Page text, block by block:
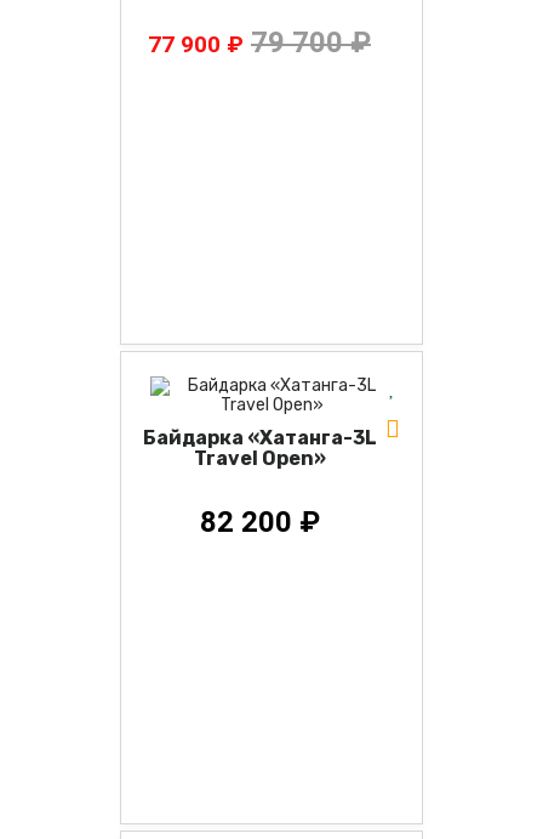
77 900 ₽ 79 700 ₽
Байдарка «Хатанга-3L
Travel Open»
82 200 ₽